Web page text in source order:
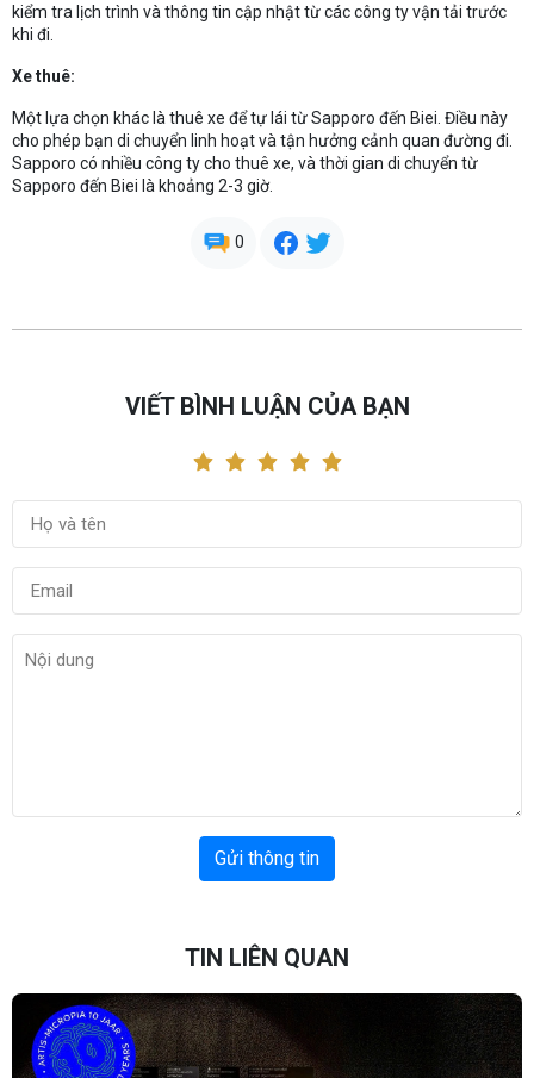
kiểm tra lịch trình và thông tin cập nhật từ các công ty vận tải trước
khi đi.
Xe thuê:
Một lựa chọn khác là thuê xe để tự lái từ Sapporo đến Biei. Điều này
cho phép bạn di chuyển linh hoạt và tận hưởng cảnh quan đường đi.
Sapporo có nhiều công ty cho thuê xe, và thời gian di chuyển từ
Sapporo đến Biei là khoảng 2-3 giờ.
0
VIẾT BÌNH LUẬN CỦA BẠN
Gửi thông tin
TIN LIÊN QUAN